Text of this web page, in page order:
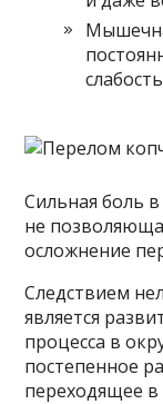
Сильная боль
не
осложнение
Следствием
является
процесса в
постепенное
переходящее в